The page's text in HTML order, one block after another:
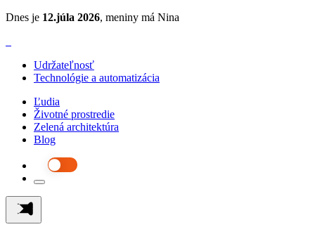
Dnes je 12.júla 2026, meniny má Nina
Udržateľnosť
Technológie a automatizácia
Ľudia
Životné prostredie
Zelená architektúra
Blog